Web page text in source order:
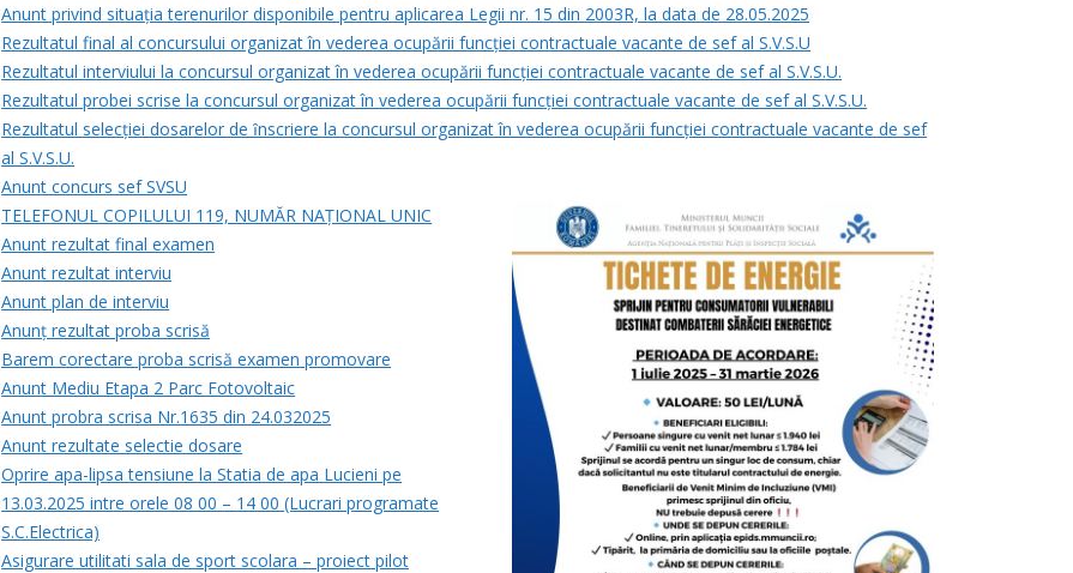
Anunt privind situația terenurilor disponibile pentru aplicarea Legii nr. 15 din 2003R, la data de 28.05.2025
Rezultatul final al concursului organizat în vederea ocupării funcției contractuale vacante de sef al S.V.S.U
Rezultatul interviului la concursul organizat în vederea ocupării funcției contractuale vacante de sef al S.V.S.U.
Rezultatul probei scrise la concursul organizat în vederea ocupării funcției contractuale vacante de sef al S.V.S.U.
Rezultatul selecției dosarelor de ȋnscriere la concursul organizat în vederea ocupării funcției contractuale vacante de sef
al S.V.S.U.
Anunt concurs sef SVSU
TELEFONUL COPILULUI 119, NUMĂR NAȚIONAL UNIC
Anunt rezultat final examen
Anunt rezultat interviu
Anunt plan de interviu
Anunț rezultat proba scrisă
Barem corectare proba scrisă examen promovare
Anunt Mediu Etapa 2 Parc Fotovoltaic
Anunt probra scrisa Nr.1635 din 24.032025
Anunt rezultate selectie dosare
Oprire apa-lipsa tensiune la Statia de apa Lucieni pe
13.03.2025 intre orele 08 00 – 14 00 (Lucrari programate
S.C.Electrica)
Asigurare utilitati sala de sport scolara – proiect pilot